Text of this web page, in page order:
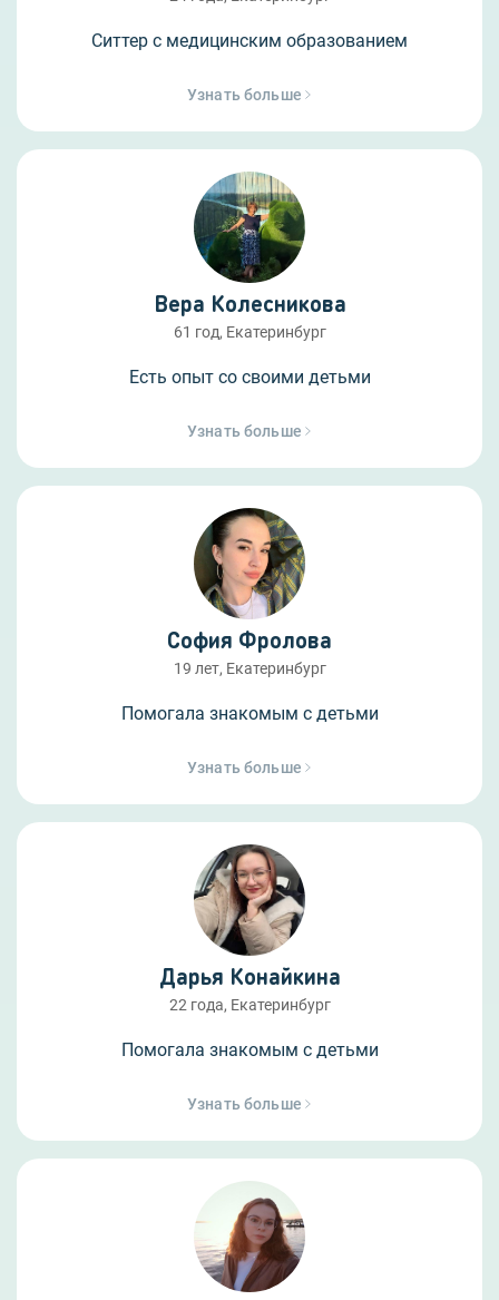
Ситтер с медицинским образованием
Узнать больше
Вера Колесникова
61 год, Екатеринбург
Есть опыт со своими детьми
Узнать больше
София Фролова
19 лет, Екатеринбург
Помогала знакомым с детьми
Узнать больше
Дарья Конайкина
22 года, Екатеринбург
Помогала знакомым с детьми
Узнать больше